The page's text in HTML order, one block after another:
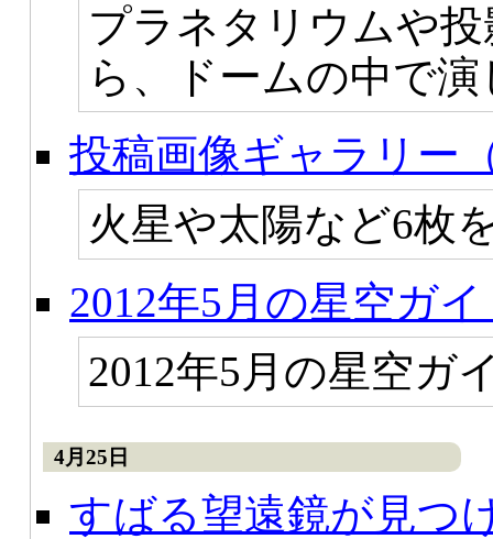
プラネタリウムや
ら、ドームの中で
投稿画像ギャラリー
火星や太陽など6枚
2012年5月の星空ガ
2012年5月の星空ガ
4月25日
すばる望遠鏡が見つ